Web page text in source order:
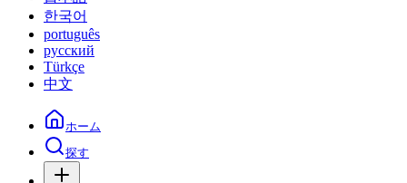
한국어
português
русский
Türkçe
中文
ホーム
探す